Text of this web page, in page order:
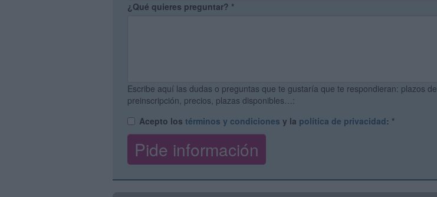
¿Qué quieres preguntar? *
Escribe aquí las dudas o preguntas que te gustaría que te respondieran: plazos de
preinscripción, precios, plazas disponibles…:
Acepto los términos y condiciones y la política de privacidad: *